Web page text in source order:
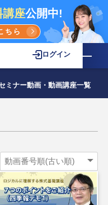
講座公開中!
ちら
ログイン
ミナー動画・動画講座一覧